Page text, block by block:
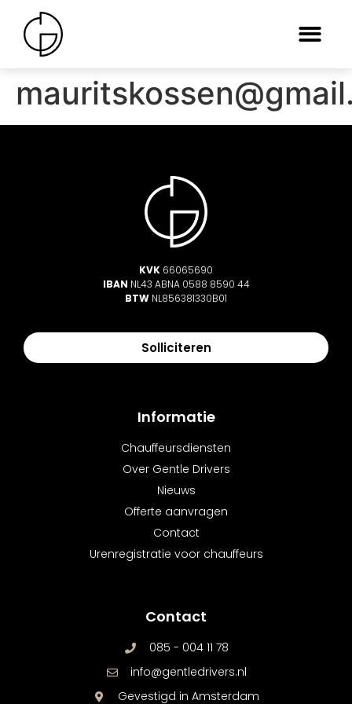
KVK 66065690
IBAN NL43 ABNA 0588 8590 44
BTW NL856381330B01
Solliciteren
Informatie
Chauffeursdiensten
Over Gentle Drivers
Nieuws
Offerte aanvragen
Contact
Urenregistratie voor chauffeurs
Contact
085 - 004 11 78
info@gentledrivers.nl
Gevestigd in Amsterdam